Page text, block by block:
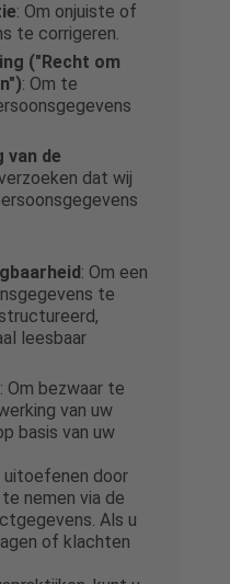
: Om onjuiste of
te corrigeren.
("Recht om
: Om te
van de
dat wij
: Om een
te
leesbaar
: Om bezwaar te
van uw
basis van uw
uitoefenen door
nemen via de
Als u
of klachten